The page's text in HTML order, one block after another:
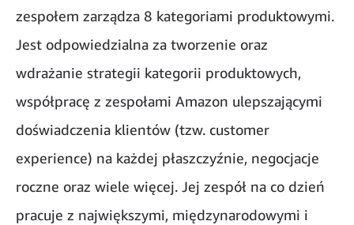
zespołem zarządza 8 kategoriami produktowymi.
Jest odpowiedzialna za tworzenie oraz
wdrażanie strategii kategorii produktowych,
współpracę z zespołami Amazon ulepszającymi
doświadczenia klientów (tzw. customer
experience) na każdej płaszczyźnie, negocjacje
roczne oraz wiele więcej. Jej zespół na co dzień
pracuje z największymi, międzynarodowymi i